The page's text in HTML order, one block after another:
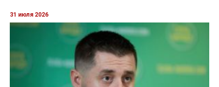
31 июля 2026